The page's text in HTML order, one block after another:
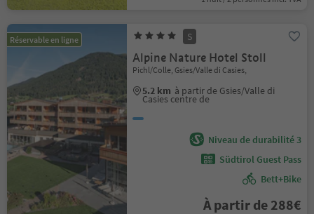
Réservable en ligne S
Alpine Nature Hotel Stoll
Pichl/Colle, Gsies/Valle di Casies,
5.2 km à partir de Gsies/Valle di
Casies centre de
Niveau de durabilité 3
Südtirol Guest Pass
Bett+Bike
À partir de 288€